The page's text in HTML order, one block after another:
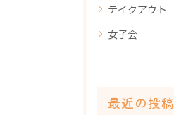
テイクアウト
女子会
最近の投稿